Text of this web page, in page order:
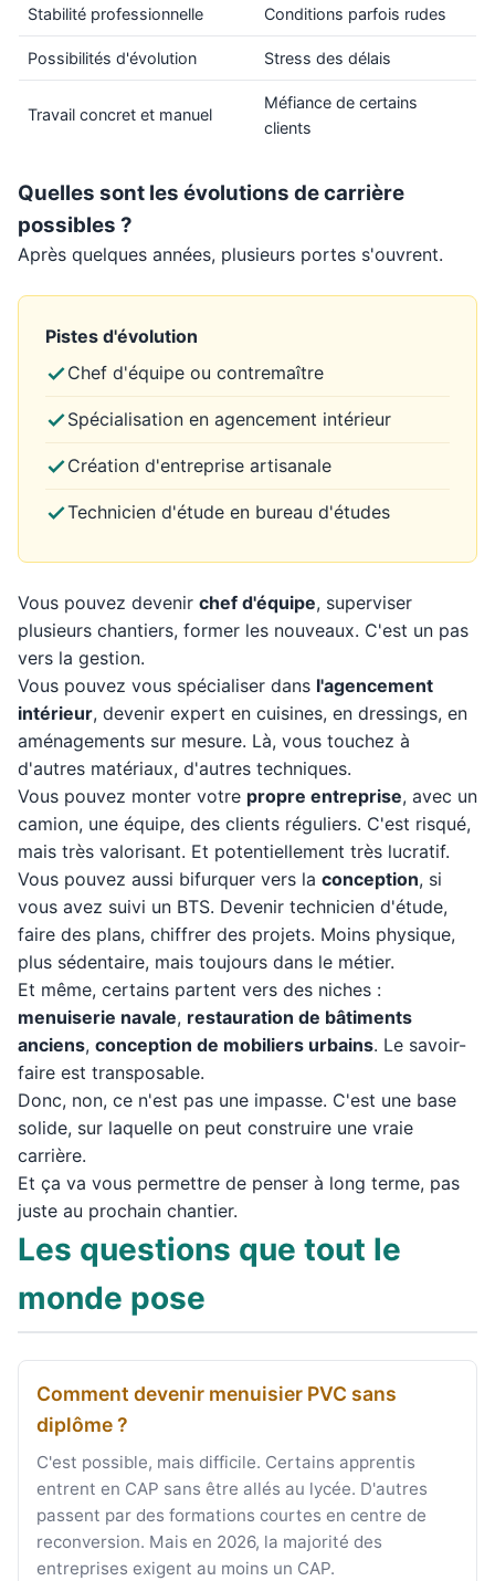
Stabilité professionnelle Conditions parfois rudes
Possibilités d'évolution Stress des délais
Travail concret et manuel
Méfiance de certains
clients
Quelles sont les évolutions de carrière
possibles ?
Après quelques années, plusieurs portes s'ouvrent.
Pistes d'évolution
Chef d'équipe ou contremaître
Spécialisation en agencement intérieur
Création d'entreprise artisanale
Technicien d'étude en bureau d'études
Vous pouvez devenir chef d'équipe, superviser
plusieurs chantiers, former les nouveaux. C'est un pas
vers la gestion.
Vous pouvez vous spécialiser dans l'agencement
intérieur, devenir expert en cuisines, en dressings, en
aménagements sur mesure. Là, vous touchez à
d'autres matériaux, d'autres techniques.
Vous pouvez monter votre propre entreprise, avec un
camion, une équipe, des clients réguliers. C'est risqué,
mais très valorisant. Et potentiellement très lucratif.
Vous pouvez aussi bifurquer vers la conception, si
vous avez suivi un BTS. Devenir technicien d'étude,
faire des plans, chiffrer des projets. Moins physique,
plus sédentaire, mais toujours dans le métier.
Et même, certains partent vers des niches :
menuiserie navale, restauration de bâtiments
anciens, conception de mobiliers urbains. Le savoir-
faire est transposable.
Donc, non, ce n'est pas une impasse. C'est une base
solide, sur laquelle on peut construire une vraie
carrière.
Et ça va vous permettre de penser à long terme, pas
juste au prochain chantier.
Les questions que tout le
monde pose
Comment devenir menuisier PVC sans
diplôme ?
C'est possible, mais difficile. Certains apprentis
entrent en CAP sans être allés au lycée. D'autres
passent par des formations courtes en centre de
reconversion. Mais en 2026, la majorité des
entreprises exigent au moins un CAP.